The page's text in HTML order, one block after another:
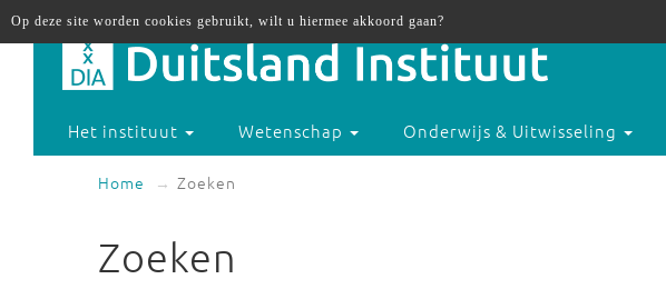
Het instituut Wetenschap Onderwijs & Uitwisseling
Home Zoeken
Zoeken
Op deze site worden cookies gebruikt, wilt u hiermee akkoord gaan?